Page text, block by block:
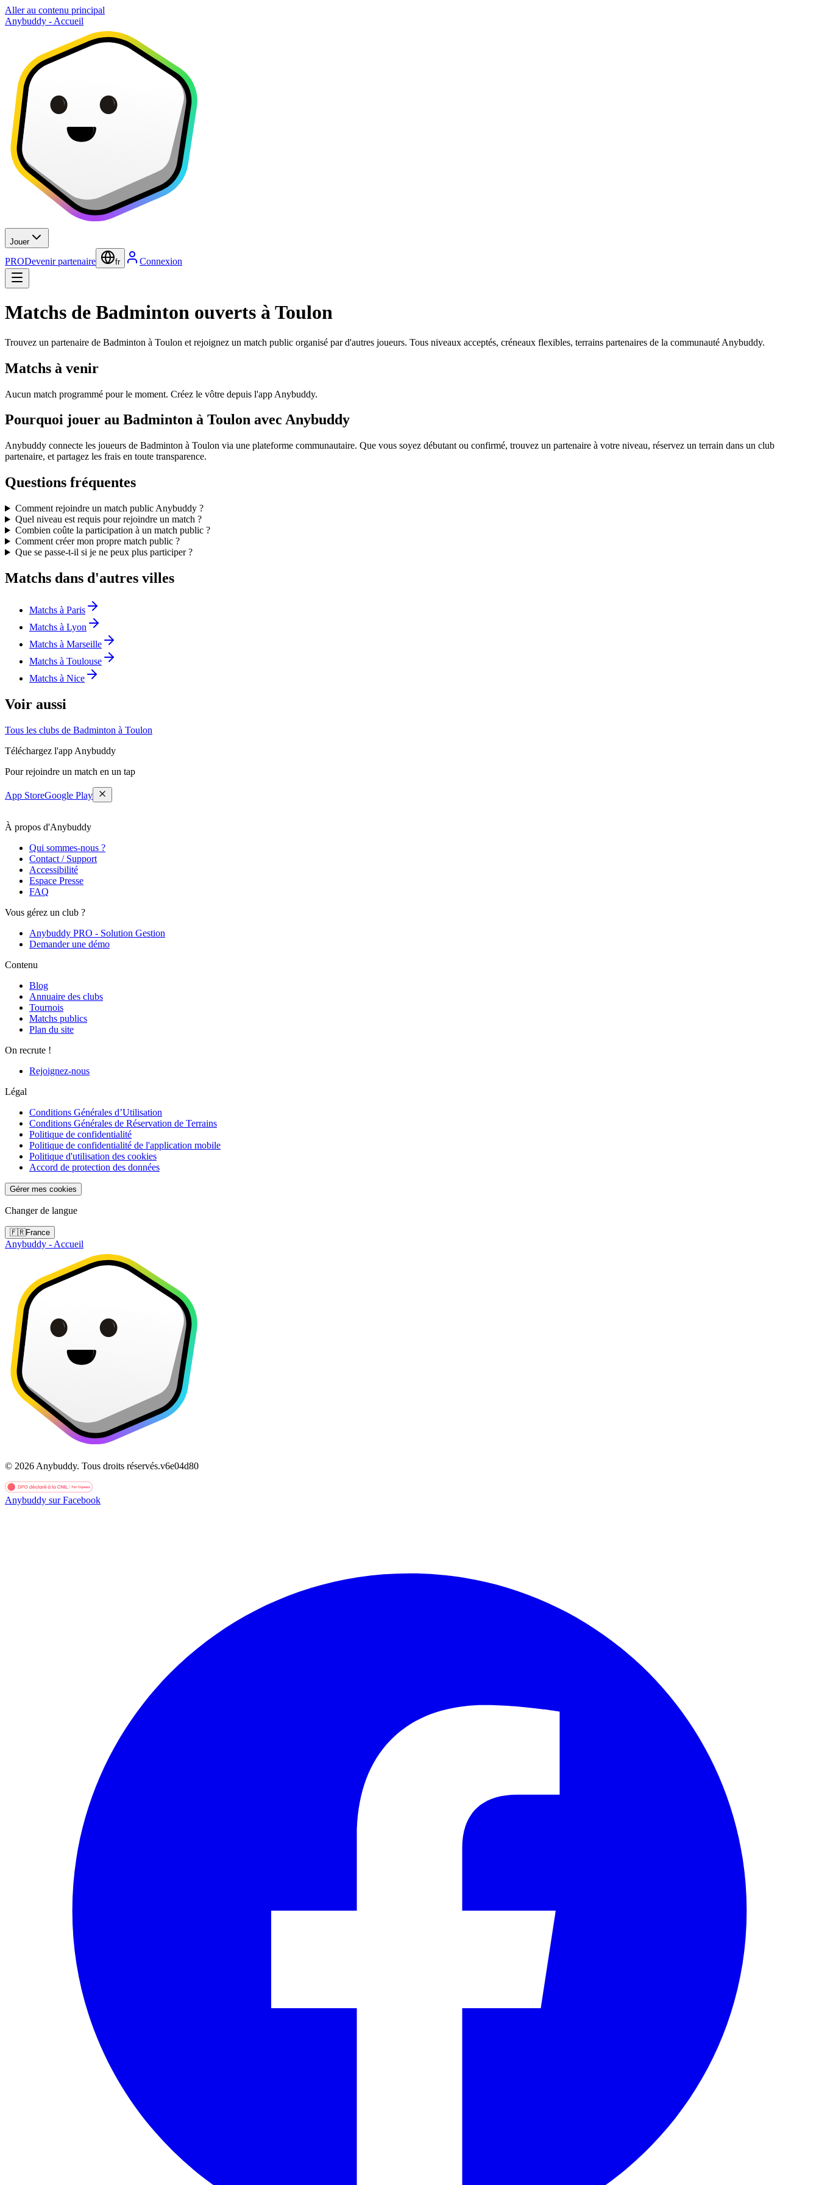
Aller au contenu principal
Anybuddy - Accueil
Jouer
PRODevenir partenaire fr Connexion
Matchs de Badminton ouverts à Toulon
Trouvez un partenaire de Badminton à Toulon et rejoignez un match public organisé par d'autres joueurs. Tous niveaux acceptés, créneaux flexibles, terrains partenaires de la communauté Anybuddy.
Matchs à venir
Aucun match programmé pour le moment. Créez le vôtre depuis l'app Anybuddy.
Pourquoi jouer au Badminton à Toulon avec Anybuddy
Anybuddy connecte les joueurs de Badminton à Toulon via une plateforme communautaire. Que vous soyez débutant ou confirmé, trouvez un partenaire à votre niveau, réservez un terrain dans un club
partenaire, et partagez les frais en toute transparence.
Questions fréquentes
Comment rejoindre un match public Anybuddy ?
Quel niveau est requis pour rejoindre un match ?
Combien coûte la participation à un match public ?
Comment créer mon propre match public ?
Que se passe-t-il si je ne peux plus participer ?
Matchs dans d'autres villes
Matchs à Paris
Matchs à Lyon
Matchs à Marseille
Matchs à Toulouse
Matchs à Nice
Voir aussi
Tous les clubs de Badminton à Toulon
Téléchargez l'app Anybuddy
Pour rejoindre un match en un tap
App StoreGoogle Play
À propos d'Anybuddy
Qui sommes-nous ?
Contact / Support
Accessibilité
Espace Presse
FAQ
Vous gérez un club ?
Anybuddy PRO - Solution Gestion
Demander une démo
Contenu
Blog
Annuaire des clubs
Tournois
Matchs publics
Plan du site
On recrute !
Rejoignez-nous
Légal
Conditions Générales d’Utilisation
Conditions Générales de Réservation de Terrains
Politique de confidentialité
Politique de confidentialité de l'application mobile
Politique d'utilisation des cookies
Accord de protection des données
Gérer mes cookies
Changer de langue
🇫🇷France
Anybuddy - Accueil
© 2026 Anybuddy. Tous droits réservés.v6e04d80
Anybuddy sur Facebook